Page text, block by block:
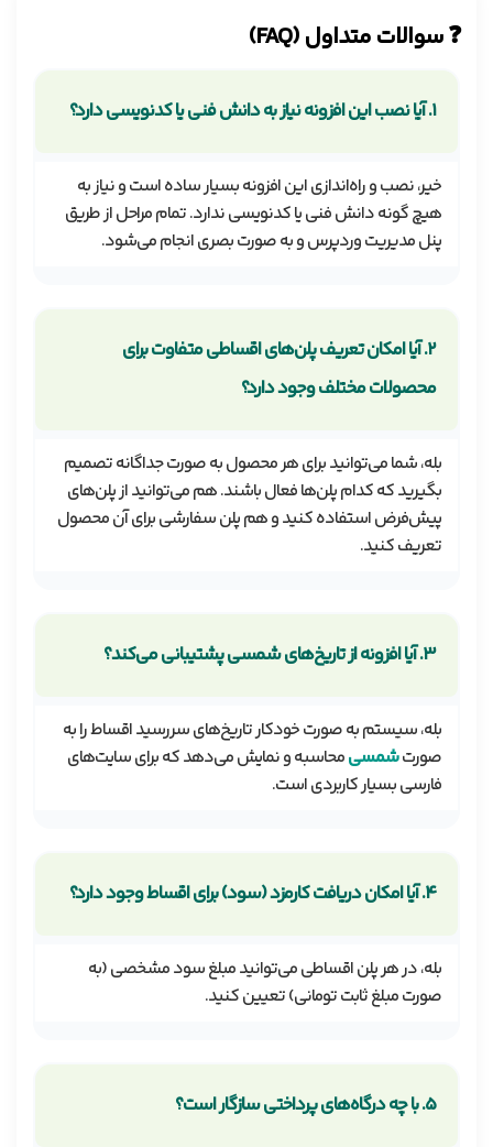
❓ سوالات متداول (FAQ)
۱. آیا نصب این افزونه نیاز به دانش فنی یا کدنویسی دارد؟
خیر، نصب و راه‌اندازی این افزونه بسیار ساده است و نیاز به
هیچ گونه دانش فنی یا کدنویسی ندارد. تمام مراحل از طریق
پنل مدیریت وردپرس و به صورت بصری انجام می‌شود.
۲. آیا امکان تعریف پلن‌های اقساطی متفاوت برای
محصولات مختلف وجود دارد؟
بله، شما می‌توانید برای هر محصول به صورت جداگانه تصمیم
بگیرید که کدام پلن‌ها فعال باشند. هم می‌توانید از پلن‌های
پیش‌فرض استفاده کنید و هم پلن سفارشی برای آن محصول
تعریف کنید.
۳. آیا افزونه از تاریخ‌های شمسی پشتیبانی می‌کند؟
بله، سیستم به صورت خودکار تاریخ‌های سررسید اقساط را به
صورتشمسیمحاسبه و نمایش می‌دهد که برای سایت‌های
فارسی بسیار کاربردی است.
۴. آیا امکان دریافت کارمزد (سود) برای اقساط وجود دارد؟
بله، در هر پلن اقساطی می‌توانید مبلغ سود مشخصی (به
صورت مبلغ ثابت تومانی) تعیین کنید.
۵. با چه درگاه‌های پرداختی سازگار است؟